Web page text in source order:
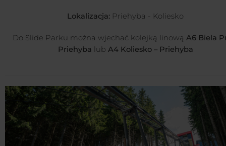
Lokalizacja: Priehyba - Koliesko
Do Slide Parku można wjechać kolejką linową A6 Biela
Priehyba lub A4 Koliesko – Priehyba